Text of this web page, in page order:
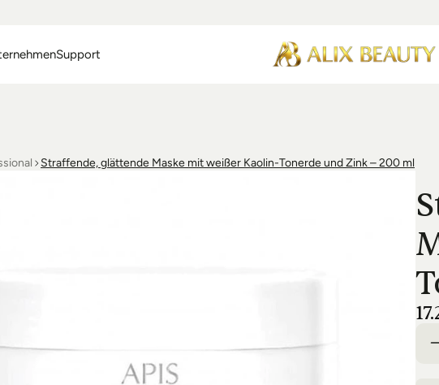
Support
Straffende, glättende Maske mit weißer Kaolin-Tonerde und Zink – 200 ml